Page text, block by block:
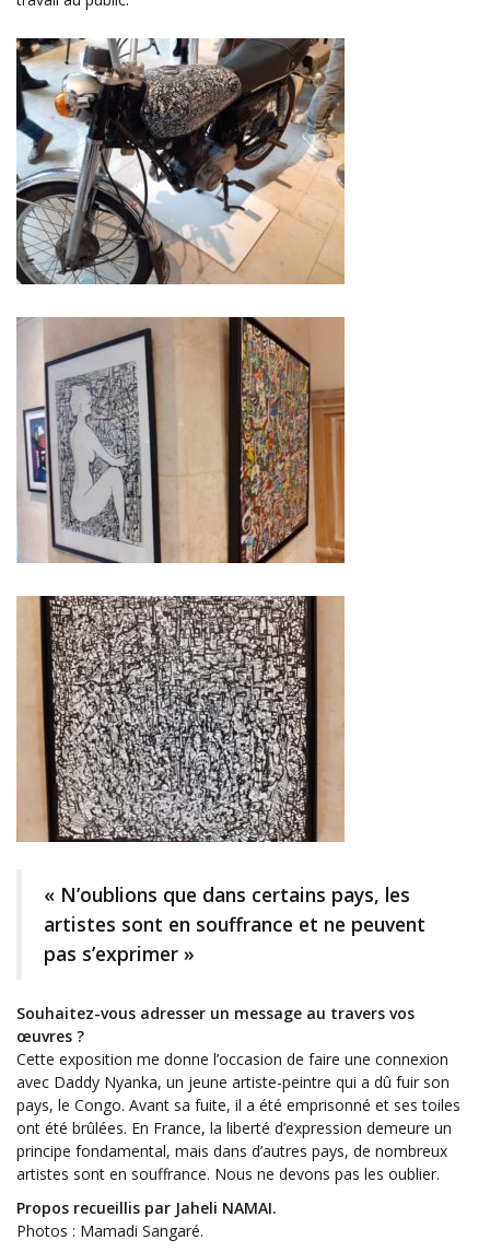
« N’oublions que dans certains pays, les
artistes sont en souffrance et ne peuvent
pas s’exprimer »
Souhaitez-vous adresser un message au travers vos
œuvres ?
Cette exposition me donne l’occasion de faire une connexion
avec Daddy Nyanka, un jeune artiste-peintre qui a dû fuir son
pays, le Congo. Avant sa fuite, il a été emprisonné et ses toiles
ont été brûlées. En France, la liberté d’expression demeure un
principe fondamental, mais dans d’autres pays, de nombreux
artistes sont en souffrance. Nous ne devons pas les oublier.
Propos recueillis par Jaheli NAMAI.
Photos : Mamadi Sangaré.